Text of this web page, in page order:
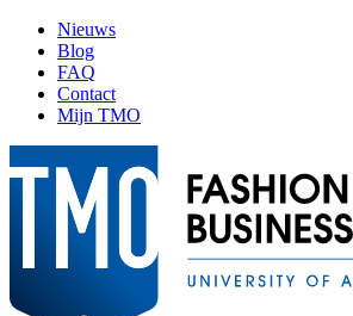
Nieuws
Blog
FAQ
Contact
Mijn TMO